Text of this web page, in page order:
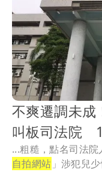
不爽遷調未成
叫板司法院
自拍網站 」涉犯兒